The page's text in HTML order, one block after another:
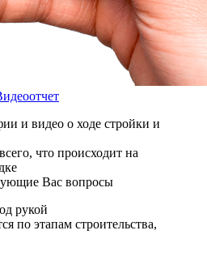
и видео о ходе стройки и
что происходит на
Вас вопросы
рукой
по этапам строительства,